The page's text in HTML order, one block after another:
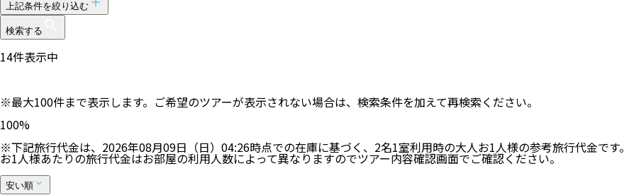
上記条件を絞り込む
検索する
14件表示中
※最大100件まで表示します。ご希望のツアーが表示されない場合は、検索条件を加えて再検索ください。
100%
※下記旅行代金は、 2026年08月09日（日）04:26時点での在庫に基づく、 2名1室利用時の大人お1人様の参考旅行代金です。
お1人様あたりの旅行代金はお部屋の利用人数によって異なりますのでツアー内容確認画面でご確認ください。
安い順